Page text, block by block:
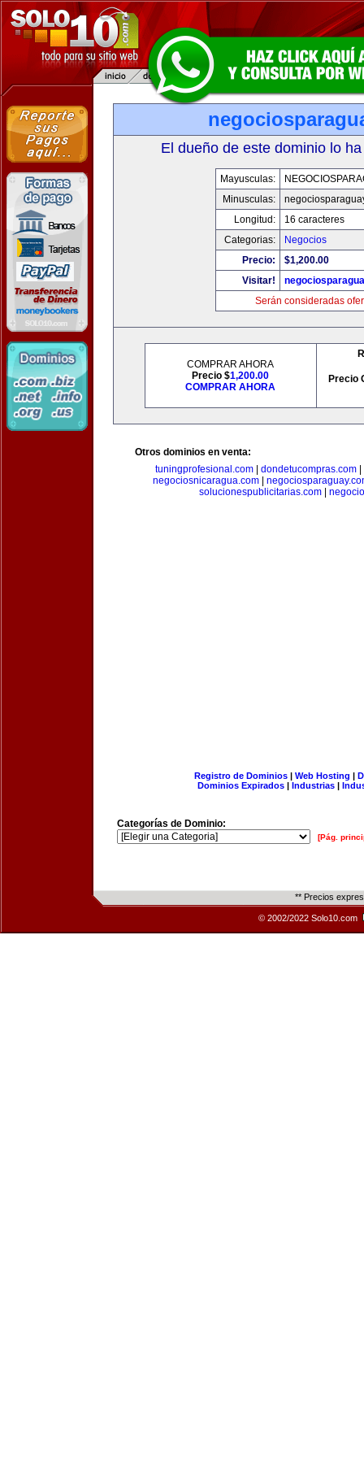
El dueño de este dominio lo
Mayusculas:
Minusculas:
Longitud:
16 caracteres
Categorias:
Negocios
Precio:
$1,200.00
Visitar!
Serán consideradas
COMPRAR AHORA
Precio $1,200.00
COMPRAR AHORA
Precio
Otros dominios en venta:
tuningprofesional.com| dondetucompras.com|
negociosnicaragua.com
solucionespublicitarias.com|
Registro de Dominios| Web Hosting |
Dominios Expirados | Industrias |
Categorías de Dominio:
[Pág.
** Precios
© 2002/2022 Solo10.com